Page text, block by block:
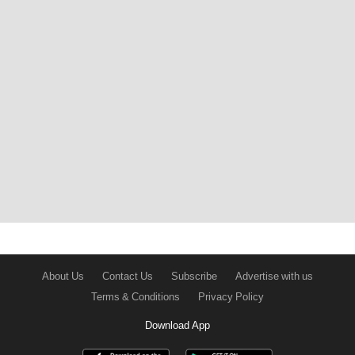
About Us Contact Us Subscribe
Advertise with us
Terms & Conditions
Privacy Policy
Download App